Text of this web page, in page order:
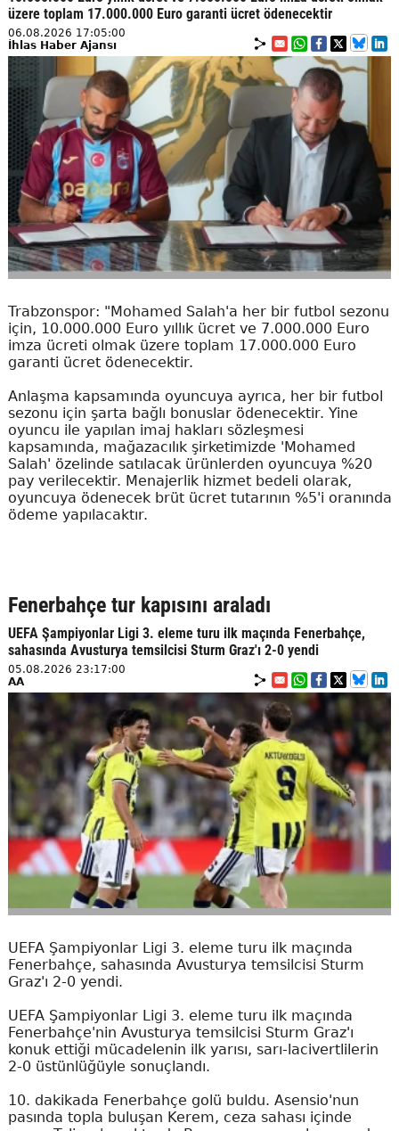
üzere toplam 17.000.000 Euro garanti ücret ödenecektir
06.08.2026 17:05:00
İhlas Haber Ajansı
Trabzonspor: "Mohamed Salah'a her bir futbol sezonu
için, 10.000.000 Euro yıllık ücret ve 7.000.000 Euro
imza ücreti olmak üzere toplam 17.000.000 Euro
garanti ücret ödenecektir.
Anlaşma kapsamında oyuncuya ayrıca, her bir futbol
sezonu için şarta bağlı bonuslar ödenecektir. Yine
oyuncu ile yapılan imaj hakları sözleşmesi
kapsamında, mağazacılık şirketimizde 'Mohamed
Salah' özelinde satılacak ürünlerden oyuncuya %20
pay verilecektir. Menajerlik hizmet bedeli olarak,
oyuncuya ödenecek brüt ücret tutarının %5'i oranında
ödeme yapılacaktır.
Fenerbahçe tur kapısını araladı
UEFA Şampiyonlar Ligi 3. eleme turu ilk maçında Fenerbahçe,
sahasında Avusturya temsilcisi Sturm Graz'ı 2-0 yendi
05.08.2026 23:17:00
AA
UEFA Şampiyonlar Ligi 3. eleme turu ilk maçında
Fenerbahçe, sahasında Avusturya temsilcisi Sturm
Graz'ı 2-0 yendi.
UEFA Şampiyonlar Ligi 3. eleme turu ilk maçında
Fenerbahçe'nin Avusturya temsilcisi Sturm Graz'ı
konuk ettiği mücadelenin ilk yarısı, sarı-lacivertlilerin
2-0 üstünlüğüyle sonuçlandı.
10. dakikada Fenerbahçe golü buldu. Asensio'nun
pasında topla buluşan Kerem, ceza sahası içinde